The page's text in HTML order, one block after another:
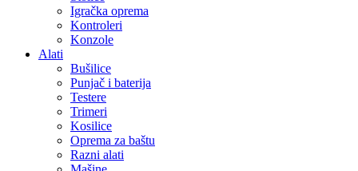
Igračka oprema
Kontroleri
Konzole
Alati
Bušilice
Punjač i baterija
Testere
Trimeri
Kosilice
Oprema za baštu
Razni alati